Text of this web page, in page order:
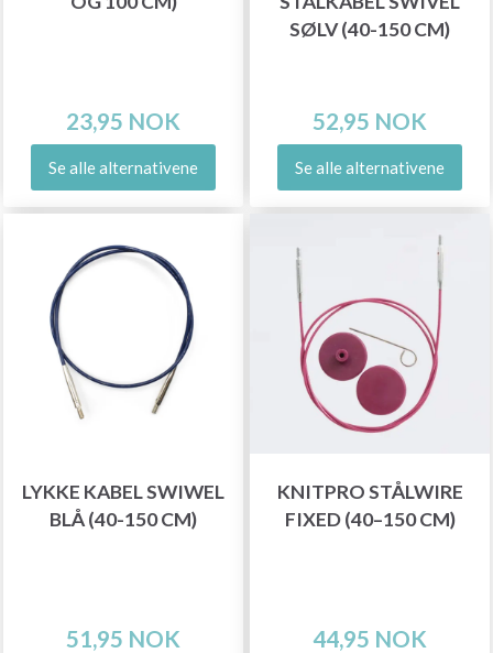
23,95 NOK
Se alle alternativene
SØLV (40-150 CM)
52,95 NOK
Se alle alternativene
LYKKE KABEL SWIWEL
BLÅ (40-150 CM)
51,95 NOK
KNITPRO STÅLWIRE
FIXED (40–150 CM)
44,95 NOK